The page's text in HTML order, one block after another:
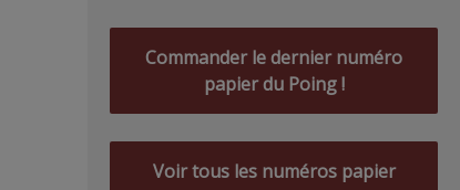
Commander le dernier numéro
papier du Poing !
Voir tous les numéros papier